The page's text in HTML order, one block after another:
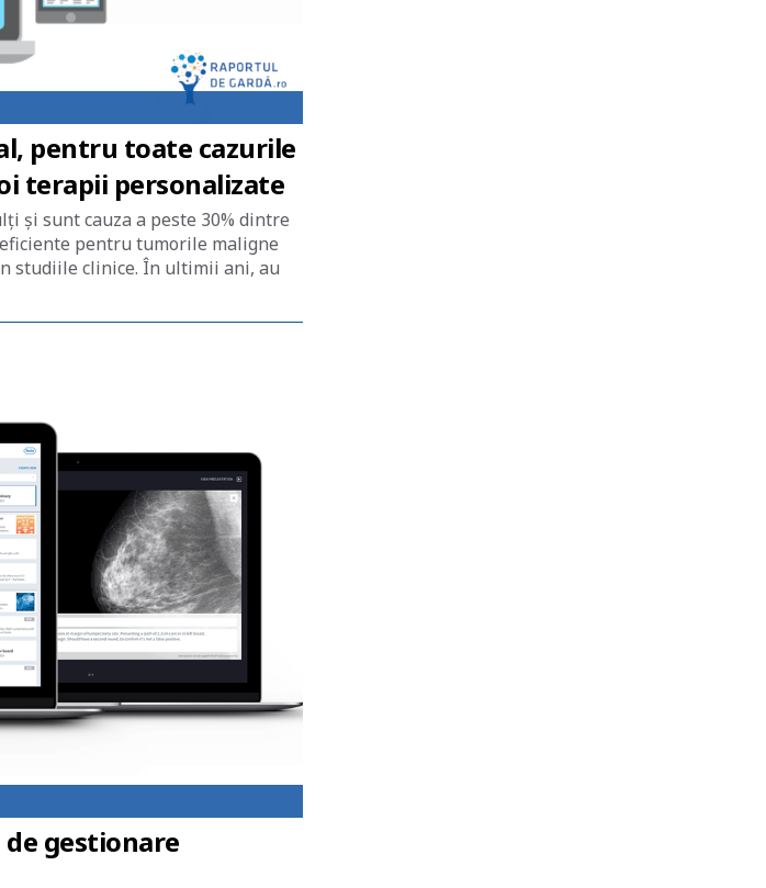
pentru toate cazurile
terapii personalizate
şi sunt cauza a peste 30% dintre
pentru tumorile maligne
studiile clinice. În ultimii ani, au
gestionare